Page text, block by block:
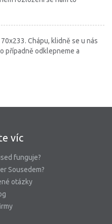
Chápu, klidně se u nás
případně odklepneme a
víc
funguje?
Sousedem?
otázky